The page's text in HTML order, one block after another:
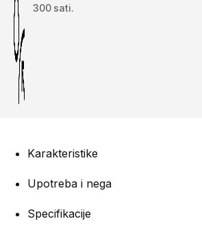
300 sati.
Karakteristike
Upotreba i nega
Specifikacije